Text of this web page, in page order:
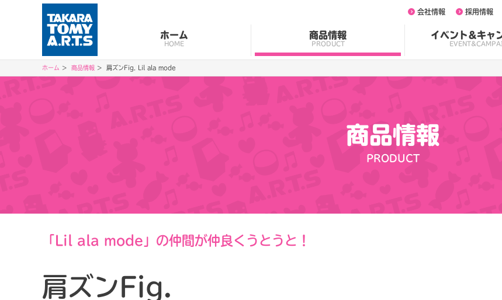
ホーム
HOME
商品情報
PRODUCT
イベント&キャ
会社情報 採用情報
ホーム 商品情報 肩ズンFig. Lil ala mode
商品情報
PRODUCT
「Lil ala mode」の仲間が仲良くうとうと！
肩ズンFig.